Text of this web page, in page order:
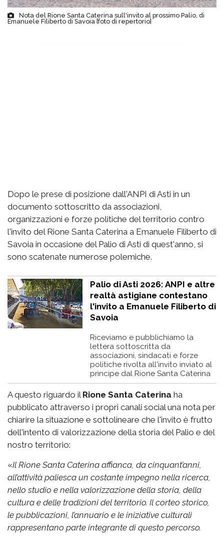
Nota del Rione Santa Caterina sull'invito al prossimo Palio, di
Emanuele Filiberto di Savoia [foto di repertorio]
Dopo le prese di posizione dall'ANPI di Asti in un
documento sottoscritto da associazioni,
organizzazioni e forze politiche del territorio contro
l'invito del Rione Santa Caterina a Emanuele Filiberto di
Savoia in occasione del Palio di Asti di quest'anno, si
sono scatenate numerose polemiche.
Palio di Asti 2026: ANPI e altre
realtà astigiane contestano
l'invito a Emanuele Filiberto di
Savoia
Riceviamo e pubblichiamo la
lettera sottoscritta da
associazioni, sindacati e forze
politiche rivolta all'invito inviato al
principe dal Rione Santa Caterina
A questo riguardo il Rione Santa Caterina ha
pubblicato attraverso i propri canali social una nota per
chiarire la situazione e sottolineare che l'invito è frutto
dell'intento di valorizzazione della storia del Palio e del
nostro territorio:
«Il Rione Santa Caterina affianca, da cinquant’anni,
all’attività paliesca un costante impegno nella ricerca,
nello studio e nella valorizzazione della storia, della
cultura e delle tradizioni del territorio. Il corteo storico,
le pubblicazioni, l’annuario e le iniziative culturali
rappresentano parte integrante di questo percorso.